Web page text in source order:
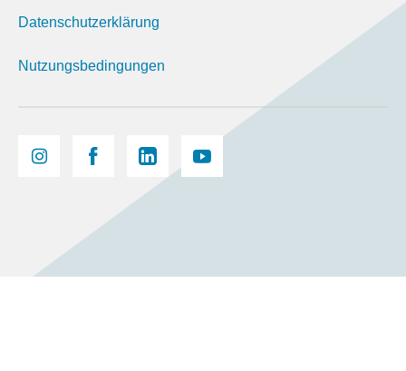
Datenschutzerklärung
Nutzungsbedingungen